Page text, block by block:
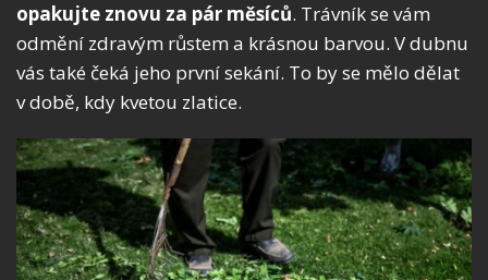
opakujte znovu za pár měsíců. Trávník se vám
odmění zdravým růstem a krásnou barvou. V dubnu
vás také čeká jeho první sekání. To by se mělo dělat
v době, kdy kvetou zlatice.